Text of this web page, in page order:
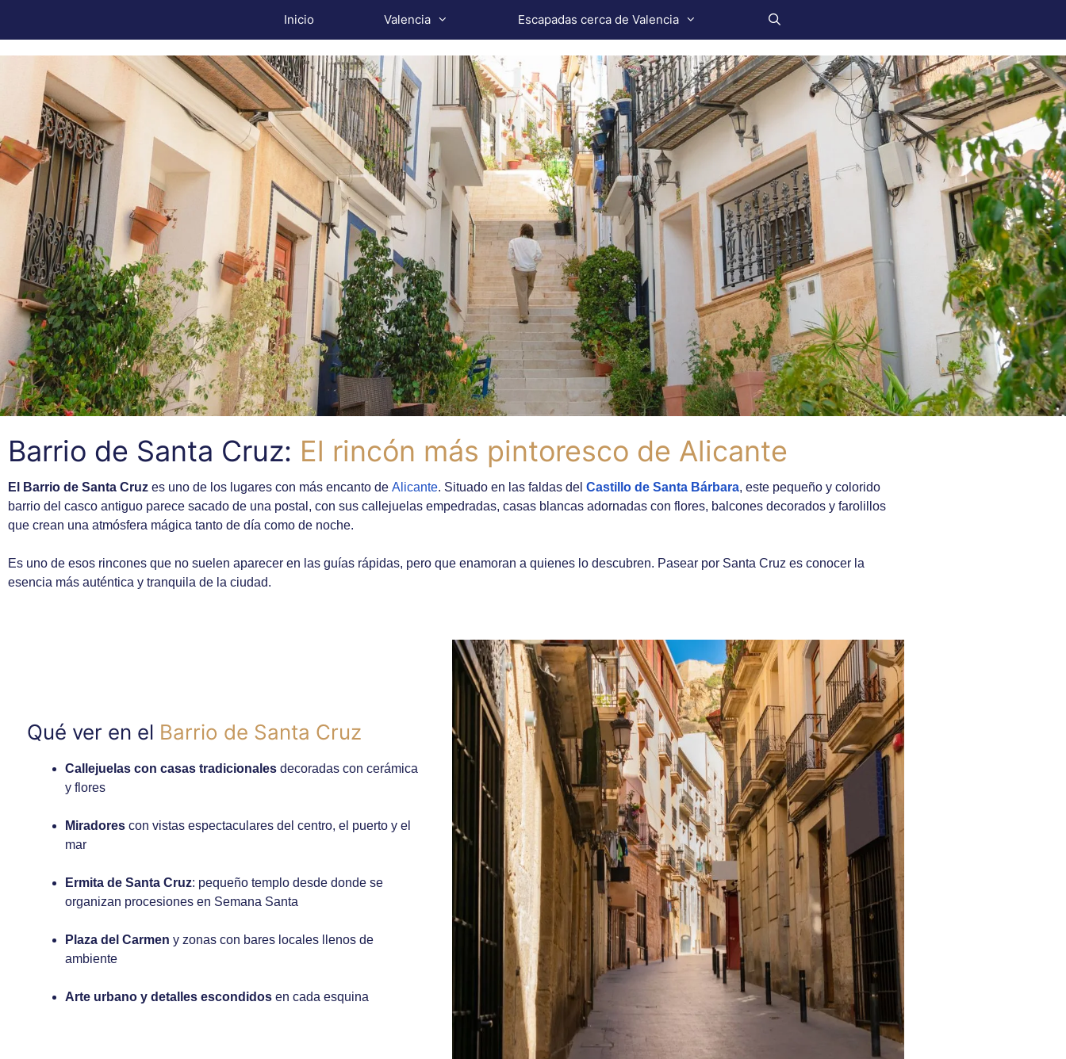
Inicio Valencia Escapadas cerca de Valencia
Barrio de Santa Cruz: El rincón más pintoresco de Alicante
El Barrio de Santa Cruz es uno de los lugares con más encanto de Alicante. Situado en las faldas del Castillo de Santa Bárbara, este pequeño y colorido
barrio del casco antiguo parece sacado de una postal, con sus callejuelas empedradas, casas blancas adornadas con flores, balcones decorados y farolillos
que crean una atmósfera mágica tanto de día como de noche.
Es uno de esos rincones que no suelen aparecer en las guías rápidas, pero que enamoran a quienes lo descubren. Pasear por Santa Cruz es conocer la
esencia más auténtica y tranquila de la ciudad.
Qué ver en el Barrio de Santa Cruz
Callejuelas con casas tradicionales decoradas con cerámica
y flores
Miradores con vistas espectaculares del centro, el puerto y el
mar
Ermita de Santa Cruz: pequeño templo desde donde se
organizan procesiones en Semana Santa
Plaza del Carmen y zonas con bares locales llenos de
ambiente
Arte urbano y detalles escondidos en cada esquina